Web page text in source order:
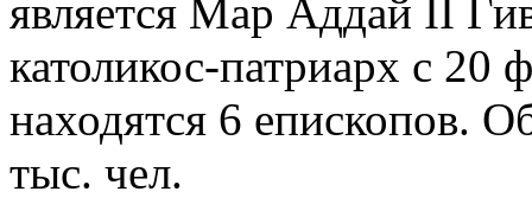
является Мар Аддай II
католикос-патриарх с 20
находятся 6 епископов.
тыс. чел.